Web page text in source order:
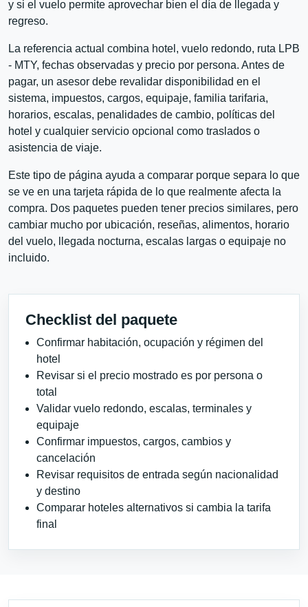
y si el vuelo permite aprovechar bien el día de llegada y
regreso.
La referencia actual combina hotel, vuelo redondo, ruta LPB
- MTY, fechas observadas y precio por persona. Antes de
pagar, un asesor debe revalidar disponibilidad en el
sistema, impuestos, cargos, equipaje, familia tarifaria,
horarios, escalas, penalidades de cambio, políticas del
hotel y cualquier servicio opcional como traslados o
asistencia de viaje.
Este tipo de página ayuda a comparar porque separa lo que
se ve en una tarjeta rápida de lo que realmente afecta la
compra. Dos paquetes pueden tener precios similares, pero
cambiar mucho por ubicación, reseñas, alimentos, horario
del vuelo, llegada nocturna, escalas largas o equipaje no
incluido.
Checklist del paquete
Confirmar habitación, ocupación y régimen del
hotel
Revisar si el precio mostrado es por persona o
total
Validar vuelo redondo, escalas, terminales y
equipaje
Confirmar impuestos, cargos, cambios y
cancelación
Revisar requisitos de entrada según nacionalidad
y destino
Comparar hoteles alternativos si cambia la tarifa
final